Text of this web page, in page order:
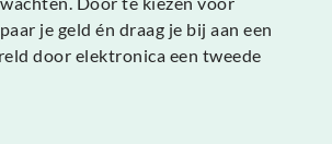
je geld én draag je bij aan een
door elektronica een tweede